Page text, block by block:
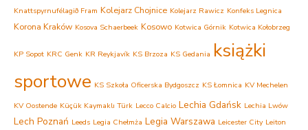
Knattspyrnufélagið Fram Kolejarz Chojnice Kolejarz Rawicz Konfeks Legnica
Korona Kraków Kosova Schaerbeek Kosowo Kotwica Górnik Kotwica Kołobrzeg
KP Sopot KRC Genk KR Reykjavík KS Brzoza KS Gedania książki
sportowe KS Szkoła Oficerska Bydgoszcz KS Łomnica KV Mechelen
KV Oostende Küçük Kaymaklı Türk Lecco Calcio Lechia Gdańsk Lechia Lwów
Lech Poznań Leeds Legia Chełmża Legia Warszawa Leicester City Leiton